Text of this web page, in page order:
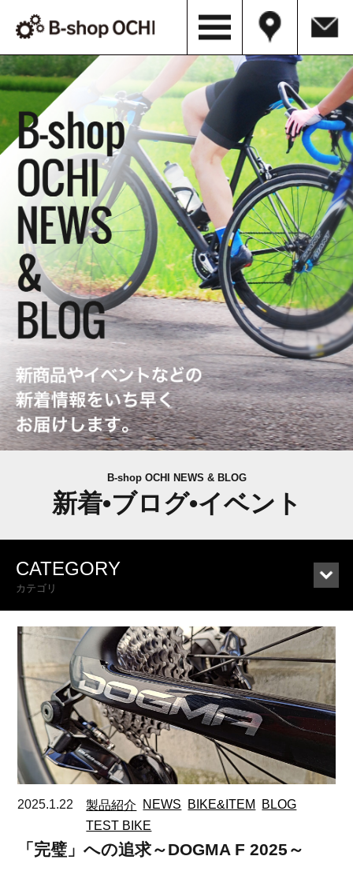
B-shop OCHI NEWS & BLOG
新着•ブログ•イベント
CATEGORY
カテゴリ
2025.1.22 製品紹介 NEWS BIKE&ITEM
BLOG
TEST BIKE
「完璧」への追求～DOGMA F 2025～